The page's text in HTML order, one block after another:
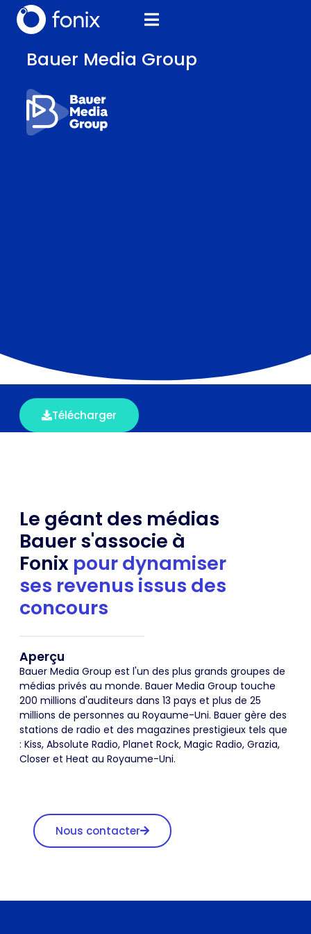
Bauer Media Group
Télécharger
Le géant des médias
Bauer s'associe à
Fonix pour dynamiser
ses revenus issus des
concours
Aperçu
Bauer Media Group est l'un des plus grands groupes de
médias privés au monde. Bauer Media Group touche
200 millions d'auditeurs dans 13 pays et plus de 25
millions de personnes au Royaume-Uni. Bauer gère des
stations de radio et des magazines prestigieux tels que
: Kiss, Absolute Radio, Planet Rock, Magic Radio, Grazia,
Closer et Heat au Royaume-Uni.
Nous contacter